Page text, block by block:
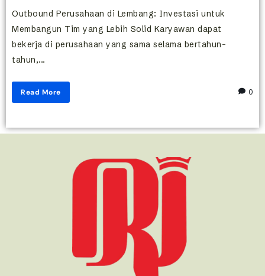
Outbound Perusahaan di Lembang: Investasi untuk
Membangun Tim yang Lebih Solid Karyawan dapat
bekerja di perusahaan yang sama selama bertahun-
tahun,...
Read More 0